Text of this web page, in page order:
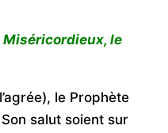
Miséricordieux, le
le Prophète
salut soient sur